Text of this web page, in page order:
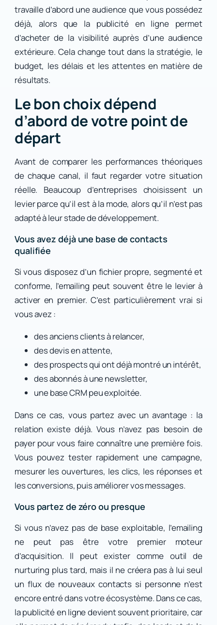
travaille d’abord une audience que vous possédez
déjà, alors que la publicité en ligne permet
d’acheter de la visibilité auprès d’une audience
extérieure. Cela change tout dans la stratégie, le
budget, les délais et les attentes en matière de
résultats.
Le bon choix dépend
d’abord de votre point de
départ
Avant de comparer les performances théoriques
de chaque canal, il faut regarder votre situation
réelle. Beaucoup d’entreprises choisissent un
levier parce qu’il est à la mode, alors qu’il n’est pas
adapté à leur stade de développement.
Vous avez déjà une base de contacts
qualifiée
Si vous disposez d’un fichier propre, segmenté et
conforme, l’emailing peut souvent être le levier à
activer en premier. C’est particulièrement vrai si
vous avez :
des anciens clients à relancer,
des devis en attente,
des prospects qui ont déjà montré un intérêt,
des abonnés à une newsletter,
une base CRM peu exploitée.
Dans ce cas, vous partez avec un avantage : la
relation existe déjà. Vous n’avez pas besoin de
payer pour vous faire connaître une première fois.
Vous pouvez tester rapidement une campagne,
mesurer les ouvertures, les clics, les réponses et
les conversions, puis améliorer vos messages.
Vous partez de zéro ou presque
Si vous n’avez pas de base exploitable, l’emailing
ne peut pas être votre premier moteur
d’acquisition. Il peut exister comme outil de
nurturing plus tard, mais il ne créera pas à lui seul
un flux de nouveaux contacts si personne n’est
encore entré dans votre écosystème. Dans ce cas,
la publicité en ligne devient souvent prioritaire, car